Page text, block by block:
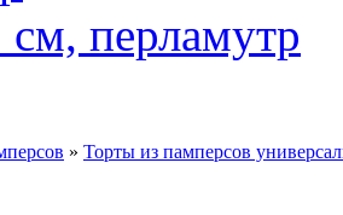
перламутр
» Торты из памперсов